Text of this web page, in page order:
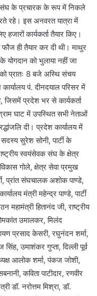
संघ के प्रचारक के रूप में निकले
रहे। इस अनवरत यात्रा में
कार्यकर्ता तैयार किए।
फौज ही तैयार कर दी थी। माथुर
योगदान को भुलाया नहीं जा
प्रातः 8 बजे अस्थि संचय
पं. दीनदयाल परिसर में
जिसमें प्रदेश भर से कार्यकर्ता
घाट में उपस्थित सभी नेताओं
दी। प्रदेश कार्यालय में
सुरेश सोनी, पार्टी के
स्वयंसेवक संघ के क्षेत्र
गोले, क्षेत्र सेवा प्रमुख
प्रांत संघचालक अशोक पाण्डे,
मंत्री महेन्द्र पाण्डे, पार्टी
हितानंद जी, राष्ट्रीय
उमालकर, मिलंद
प्रसाद केसरी, रघुनंदन शर्मा,
सिंह, उमाशंकर गुप्ता, दिल्ली पूर्व
आलोक शर्मा, पंकज जोशी,
कविता पाटीदार, रणवीर
डॉ. नरोत्तम मिश्रा, डॉ.